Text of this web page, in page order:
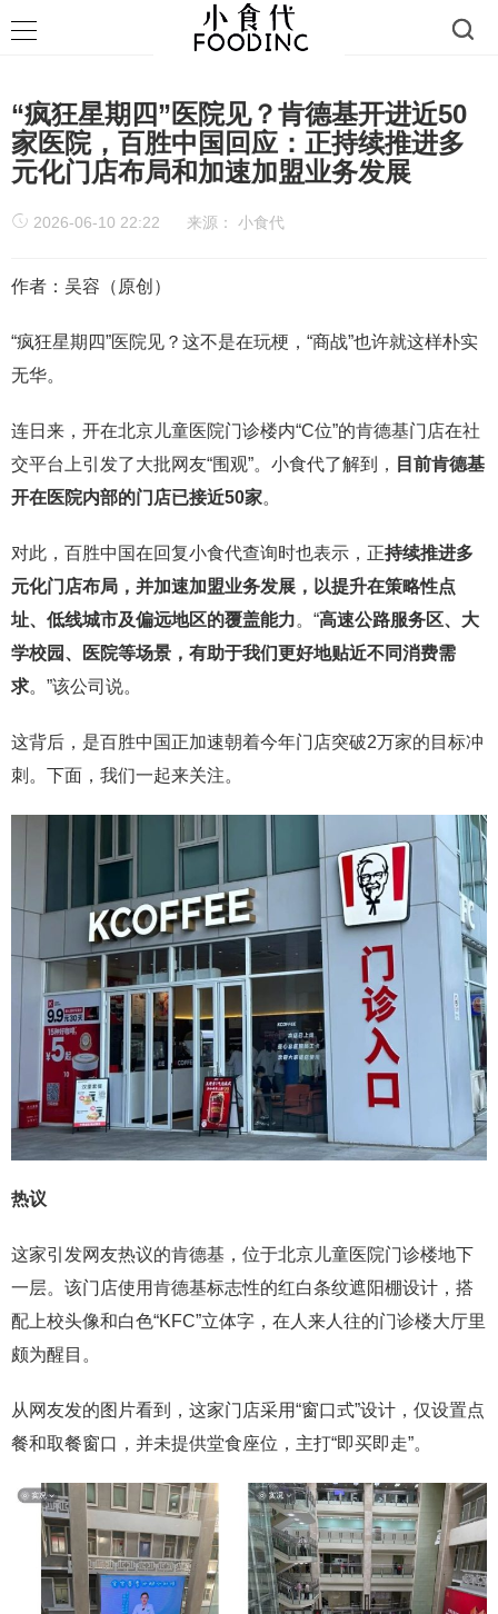
“疯狂星期四”医院见？肯德基开进近50
家医院，百胜中国回应：正持续推进多
元化门店布局和加速加盟业务发展
2026-06-10 22:22 来源： 小食代
作者：吴容（原创）
“疯狂星期四”医院见？这不是在玩梗，“商战”也许就这样朴实
无华。
连日来，开在北京儿童医院门诊楼内“C位”的肯德基门店在社
交平台上引发了大批网友“围观”。小食代了解到，
目前肯德基
开在医院内部的门店已接近50家。
对此，百胜中国在回复小食代查询时也表示，正持续推进多
元化门店布局，并加速加盟业务发展，以提升在策略性点
址、低线城市及偏远地区的覆盖能力。“高速公路服务区、大
学校园、医院等场景，有助于我们更好地贴近不同消费需
求。”该公司说。
这背后，是百胜中国正加速朝着今年门店突破2万家的目标冲
刺。下面，我们一起来关注。
热议
这家引发网友热议的肯德基，位于北京儿童医院门诊楼地下
一层。该门店使用肯德基标志性的红白条纹遮阳棚设计，搭
配上校头像和白色“KFC”立体字，在人来人往的门诊楼大厅里
颇为醒目。
从网友发的图片看到，这家门店采用“窗口式”设计，仅设置点
餐和取餐窗口，并未提供堂食座位，主打“即买即走”。